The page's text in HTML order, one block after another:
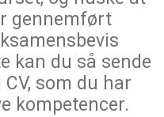
gennemført
kan du så sende
som du har
kompetencer.